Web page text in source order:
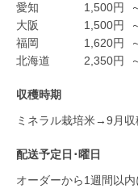
愛知
1,500円
大阪
1,500円
福岡
1,620円
北海道
2,350円
収穫時期
ミネラル栽培米→9月収
配送予定日･曜日
オーダーから1週間以内